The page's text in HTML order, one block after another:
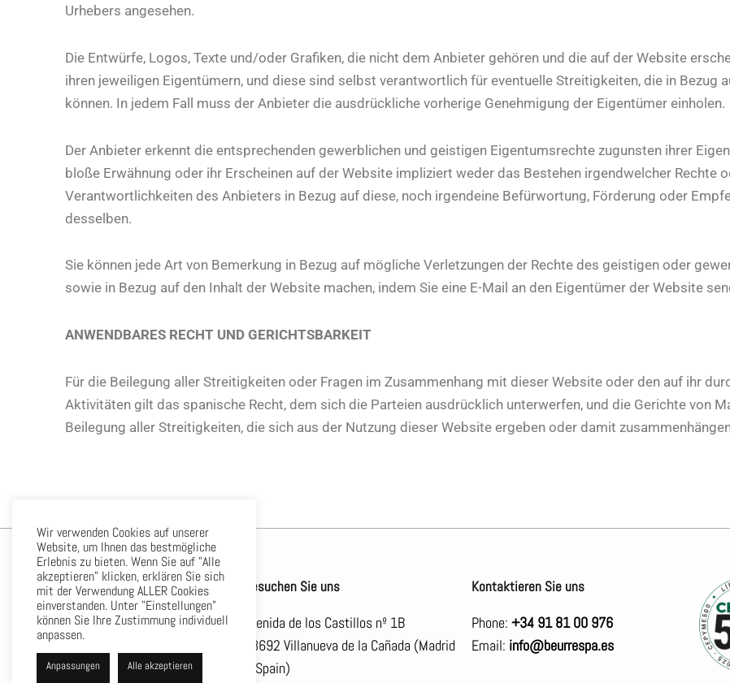
Urhebers angesehen.
Die Entwürfe, Logos, Texte und/oder Grafiken, die nicht dem Anbieter gehören und die auf der Website
ihren jeweiligen Eigentümern, und diese sind selbst verantwortlich für eventuelle Streitigkeiten, die in Bezug
können. In jedem Fall muss der Anbieter die ausdrückliche vorherige Genehmigung der Eigentümer einholen.
Der Anbieter erkennt die entsprechenden gewerblichen und geistigen Eigentumsrechte zugunsten ihrer
bloße Erwähnung oder ihr Erscheinen auf der Website impliziert weder das Bestehen irgendwelcher Rechte
Verantwortlichkeiten des Anbieters in Bezug auf diese, noch irgendeine Befürwortung, Förderung oder
desselben.
Sie können jede Art von Bemerkung in Bezug auf mögliche Verletzungen der Rechte des geistigen oder
sowie in Bezug auf den Inhalt der Website machen, indem Sie eine E-Mail an den Eigentümer der Website
ANWENDBARES RECHT UND GERICHTSBARKEIT
Für die Beilegung aller Streitigkeiten oder Fragen im Zusammenhang mit dieser Website oder den auf ihr
Aktivitäten gilt das spanische Recht, dem sich die Parteien ausdrücklich unterwerfen, und die Gerichte von
Beilegung aller Streitigkeiten, die sich aus der Nutzung dieser Website ergeben oder damit
Besuchen Sie uns
Avenida de los Castillos nº 1B
28692 Villanueva de la Cañada (Madrid
– Spain)
Kontaktieren Sie uns
Phone: +34 91 81 00 976
Email: info@beurrespa.es
Wir verwenden Cookies auf unserer
Website, um Ihnen das bestmögliche
Erlebnis zu bieten. Wenn Sie auf "Alle
akzeptieren" klicken, erklären Sie sich
mit der Verwendung ALLER Cookies
einverstanden. Unter "Einstellungen"
können Sie Ihre Zustimmung individuell
anpassen.
Anpassungen Alle akzeptieren